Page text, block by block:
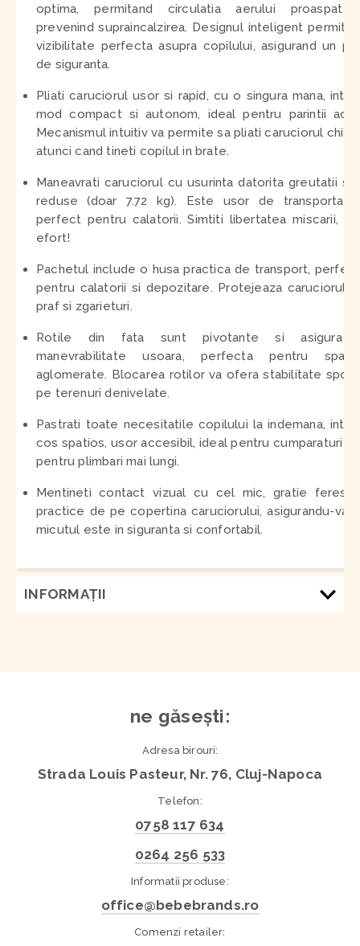
optima, permitand circulatia aerului proaspat
prevenind supraincalzirea. Designul inteligent permite
vizibilitate perfecta asupra copilului, asigurand un
de siguranta.
Pliati caruciorul usor si rapid, cu o singura mana, intr-
mod compact si autonom, ideal pentru parintii
Mecanismul intuitiv va permite sa pliati caruciorul chiar
atunci cand tineti copilul in brate.
Maneavrati caruciorul cu usurinta datorita greutatii
reduse (doar 7.72 kg). Este usor de transportat
perfect pentru calatorii. Simtiti libertatea miscarii,
efort!
Pachetul include o husa practica de transport,
pentru calatorii si depozitare. Protejeaza caruciorul
praf si zgarieturi.
Rotile din fata sunt pivotante si asigura
manevrabilitate usoara, perfecta pentru
aglomerate. Blocarea rotilor va ofera stabilitate
pe terenuri denivelate.
Pastrati toate necesitatile copilului la indemana, intr-
cos spatios, usor accesibil, ideal pentru cumparaturi
pentru plimbari mai lungi.
Mentineti contact vizual cu cel mic, gratie
practice de pe copertina caruciorului, asigurandu-va
micutul este in siguranta si confortabil.
INFORMAŢII
ne găsești:
Adresa birouri:
Strada Louis Pasteur, Nr. 76, Cluj-Napoca
Telefon:
0758 117 634
0264 256 533
Informatii produse:
office@bebebrands.ro
Comenzi retailer: